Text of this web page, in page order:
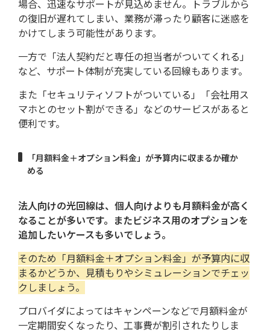
場合、迅速なサポートが見込めません。トラブルから
の復旧が遅れてしまい、業務が滞ったり顧客に迷惑を
かけてしまう可能性があります。
一方で「法人契約だと専任の担当者がついてくれる」
など、サポート体制が充実している回線もあります。
また「セキュリティソフトがついている」「会社用ス
マホとのセット割ができる」などのサービスがあると
便利です。
「月額料金＋オプション料金」が予算内に収まるか確か
める
法人向けの光回線は、個人向けよりも月額料金が高く
なることが多いです。またビジネス用のオプションを
追加したいケースも多いでしょう。
そのため「月額料金＋オプション料金」が予算内に収
まるかどうか、見積もりやシミュレーションでチェッ
クしましょう。
プロバイダによってはキャンペーンなどで月額料金が
一定期間安くなったり、工事費が割引されたりしま